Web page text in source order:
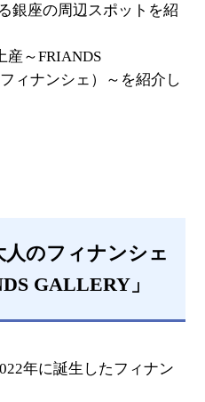
銀座の周辺スポットを紹
産～FRIANDS
ィナンシェ）～を紹介し
のフィナンシェ
GALLERY」
年に誕生したフィナン